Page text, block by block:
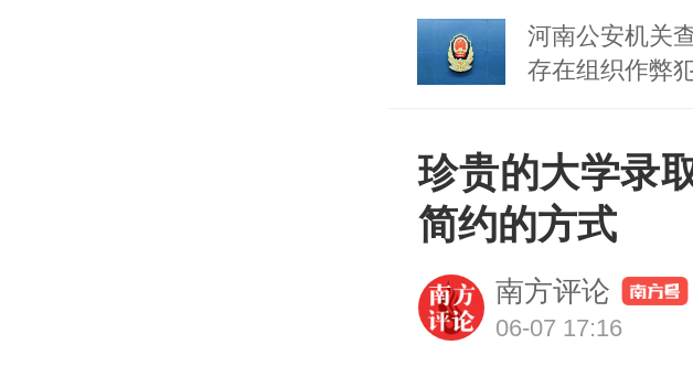
河南公安机关
存在组织作弊
珍贵的大学录
简约的方式
南方评论
06-07 17:16